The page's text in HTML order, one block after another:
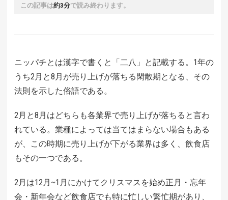
この記事は約3分で読み終わります。
ニッパチとは漢字で書くと「二八」と記載する。1年の
うち2月と8月が売り上げが落ちる閑散期となる、その
法則を示した俗語である。
2月と8月はどちらも各業界で売り上げが落ちると言わ
れている。業種によっては当てはまらない場合もある
が、この時期に売り上げが下がる業界は多く、飲食店
もその一つである。
2月は12月~1月にかけてクリスマスを始め正月・忘年
会・新年会など飲食店でも特に忙しい繁忙期があり、